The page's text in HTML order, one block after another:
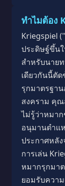
ทำไมต้อง
Kriegspiel
ประดิษฐ์ขึ้น
สำหรับนาย
เดียวกันนี้ตั
รุกมาตรฐา
สงคราม คุ
ไม่รู้ว่าหมา
อนุมานตำแ
ประกาศหลั
การเล่น
หมากรุกมา
ยอมรับควา